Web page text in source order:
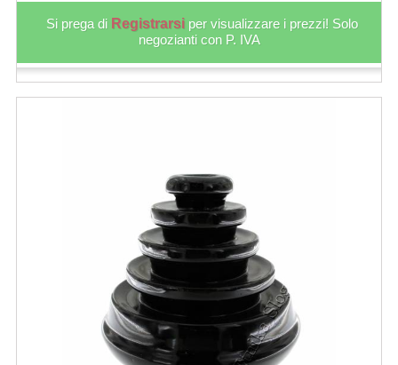
Si prega di Registrarsi per visualizzare i prezzi! Solo
negozianti con P. IVA